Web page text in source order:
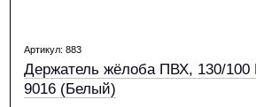
Артикул: 883
Держатель жёлоба ПВХ, 130/100
9016 (Белый)